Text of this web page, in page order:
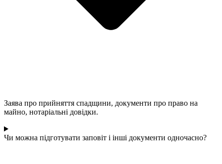
Заява про прийняття спадщини, документи про право на
майно, нотаріальні довідки.
Чи можна підготувати заповіт і інші документи одночасно?